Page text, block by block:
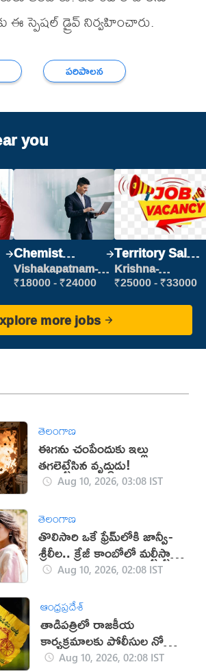
ఈ స్పెషల్ డ్రైవ్ నిర్వహించారు.
పరిపాలన
you
Chemist
Production
Executive
Vishakapatnam-
new
₹18000 - ₹24000
Territory Sales
Manager
Krishna-
vijayawada
₹25000 - ₹33000
more jobs
తెలంగాణ
ఈగను చంపేందుకు ఇల్లు
తగలెట్టేసిన వృద్ధుడు!
Aug 10, 2026, 03:08 IST
తెలంగాణ
తొలిసారి ఒకే ఫ్రేమ్‌లోకి జాన్వీ-
శ్రీలీల.. క్రేజీ కాంబోలో మల్టీస్టారర్
సినిమా?
Aug 10, 2026, 02:08 IST
ఆంధ్రప్రదేశ్
తాడిపత్రిలో రాజకీయ
కార్యక్రమాలకు పోలీసుల నో
ఎంట్రీAug 10, 2026, 02:08 IST